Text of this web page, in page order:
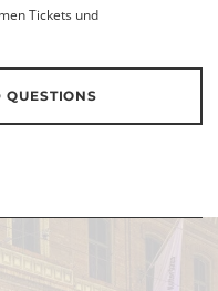
Tickets und
QUESTIONS